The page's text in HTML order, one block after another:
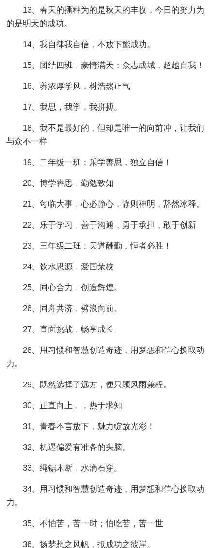
13、春天的播种为的是秋天的丰收，今日的努力为
的是明天的成功。
14、我自律我自信，不放下能成功。
15、团结四班，豪情满天；众志成城，超越自我！
16、养浓厚学风，树浩然正气
17、我思，我学，我拼搏。
18、我不是最好的，但却是唯一的向前冲，让我们
与众不一样
19、二年级一班：乐学善思，独立自信！
20、博学睿思，勤勉致知
21、每临大事，心必静心，静则神明，豁然冰释。
22、乐于学习，善于沟通，勇于承担，敢于创新
23、三年级二班：天道酬勤，恒者必胜！
24、饮水思源，爱国荣校
25、同心合力，创造辉煌。
26、同舟共济，劈浪向前。
27、直面挑战，畅享成长
28、用习惯和智慧创造奇迹，用梦想和信心换取动
力。
29、既然选择了远方，便只顾风雨兼程。
30、正直向上，，热于求知
31、青春不言放下，魅力绽放光彩！
32、机遇偏爱有准备的头脑。
33、绳锯木断，水滴石穿。
34、用习惯和智慧创造奇迹，用梦想和信心换取动
力。
35、不怕苦，苦一时；怕吃苦，苦一世
36、扬梦想之风帆，抵成功之彼岸。